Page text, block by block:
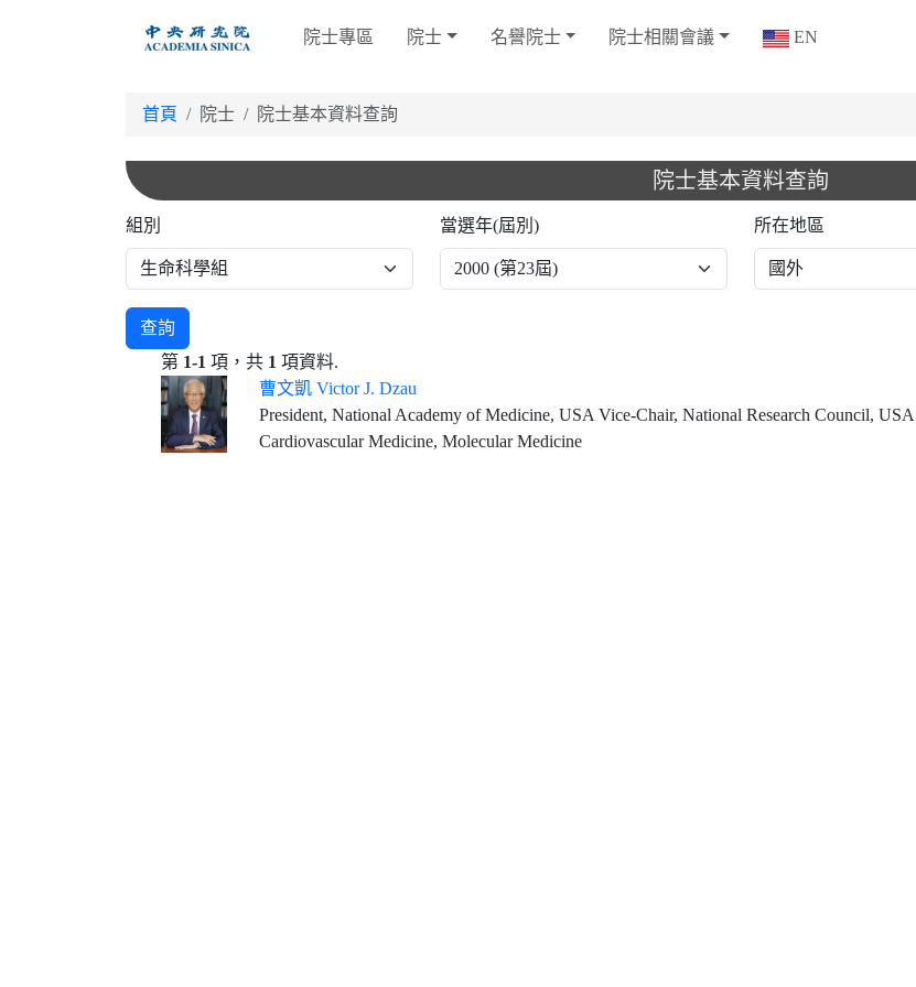
院士專區 院士 名譽院士 院士相關會議 EN
首頁 院士 院士基本資料查詢
院士基本資料查詢
組別 當選年(屆別) 所在地區
查詢
第 1-1 項，共 1 項資料.
曹文凱 Victor J. Dzau
President, National Academy of Medicine, USA Vice-Chair, National Research Council, USA
Cardiovascular Medicine, Molecular Medicine